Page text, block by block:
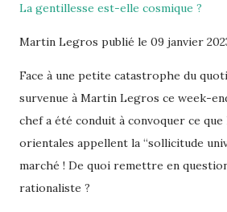
La gentillesse est-elle cosmique ?
Martin Legros publié le 09 janvier
Face à une petite catastrophe du
survenue à Martin Legros ce week-
chef a été conduit à convoquer ce
orientales appellent la “sollicitude
marché ! De quoi remettre en
rationaliste ?